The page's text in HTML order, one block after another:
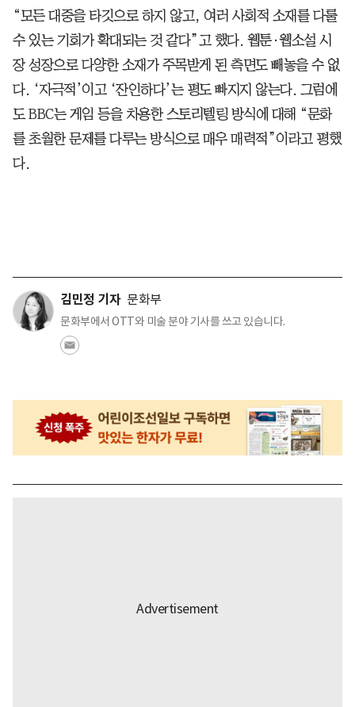
“모든 대중을 타깃으로 하지 않고, 여러 사회적 소재를 다룰
수 있는 기회가 확대되는 것 같다”고 했다. 웹툰·웹소설 시
장 성장으로 다양한 소재가 주목받게 된 측면도 빼놓을 수 없
다. ‘자극적’이고 ‘잔인하다’는 평도 빠지지 않는다. 그럼에
도 BBC는 게임 등을 차용한 스토리텔링 방식에 대해 “문화
를 초월한 문제를 다루는 방식으로 매우 매력적”이라고 평했
다.
김민정 기자 문화부
문화부에서 OTT와 미술 분야 기사를 쓰고 있습니다.